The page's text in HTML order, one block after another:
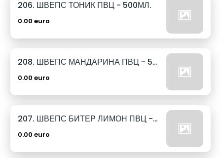
206. ШВЕПС ТОНИК ПВЦ - 500МЛ.
0.00 euro
208. ШВЕПС МАНДАРИНА ПВЦ - 500МЛ.
0.00 euro
207. ШВЕПС БИТЕР ЛИМОН ПВЦ - 500МЛ.
0.00 euro